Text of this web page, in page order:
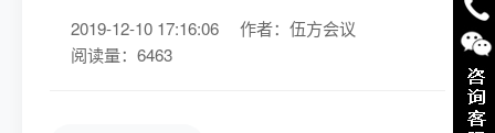
2019-12-10 17:16:06
作者：伍方会议
阅读量：6463